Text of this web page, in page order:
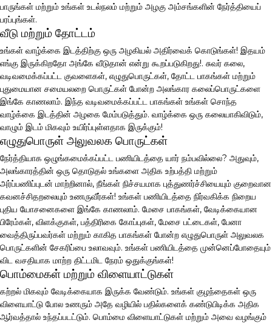
பாருங்கள் மற்றும் உங்கள் உடல்நலம் மற்றும் அழகு அம்சங்களின் நேர்த்தியைப்
பரப்புங்கள்.
வீடு மற்றும் தோட்டம்
உங்கள் வாழ்க்கை இடத்திற்கு ஒரு அழகியல் அதிர்வைக் கொடுங்கள்! இதயம்
எங்கு இருக்கிறதோ அங்கே வீடுதான் என்று கூறப்படுகிறது!. சுவர் கலை,
வடிவமைக்கப்பட்ட குவளைகள், எழுதுபொருட்கள், தோட்ட பாகங்கள் மற்றும்
புதுமையான சமையலறை பொருட்கள் போன்ற அலங்கார கலைப்பொருட்களை
இங்கே காணலாம். இந்த வடிவமைக்கப்பட்ட பாகங்கள் உங்கள் சொந்த
வாழ்க்கை இடத்தின் அழகை மேம்படுத்தும். வாழ்க்கை ஒரு கலையாகிவிடும்,
வாழும் இடம் மிகவும் உயிர்ப்புள்ளதாக இருக்கும்!
எழுதுபொருள் அலுவலக பொருட்கள்
நேர்த்தியாக ஒழுங்கமைக்கப்பட்ட பணியிடத்தை யார் நம்பவில்லை? அதுவும்,
அலங்காரத்தின் ஒரு தொடுதல் உங்களை அதிக உற்பத்தி மற்றும்
அர்ப்பணிப்புடன் மாற்றினால், நீங்கள் நிச்சயமாக புத்துணர்ச்சியையும் குறைவான
கவனச்சிதறலையும் உணருவீர்கள்! உங்கள் பணியிடத்தை நிர்வகிக்க நிறைய
புதிய யோசனைகளை இங்கே காணலாம். மேசை பாகங்கள், வேடிக்கையான
பிரேம்கள், விளக்குகள், பத்திரிகை கோப்புகள், மேசை பட்டைகள், பேனா
வைத்திருப்பவர்கள் மற்றும் காகித பாகங்கள் போன்ற எழுதுபொருள் அலுவலக
பொருட்களின் சேகரிப்பை உலாவவும். உங்கள் பணியிடத்தை முன்னெப்போதையும்
விட வசதியாக மாற்ற திட்டமிட நேரம் ஒதுக்குங்கள்!
பொம்மைகள் மற்றும் விளையாட்டுகள்
கற்றல் மிகவும் வேடிக்கையாக இருக்க வேண்டும். உங்கள் குழந்தைகள் ஒரு
விளையாட்டு போல உணரும் அதே வழியில் பதில்களைக் கண்டுபிடிக்க அதிக
ஆர்வத்தால் உந்தப்படட்டும். பொம்மை விளையாட்டுகள் மற்றும் அவை வழங்கும்